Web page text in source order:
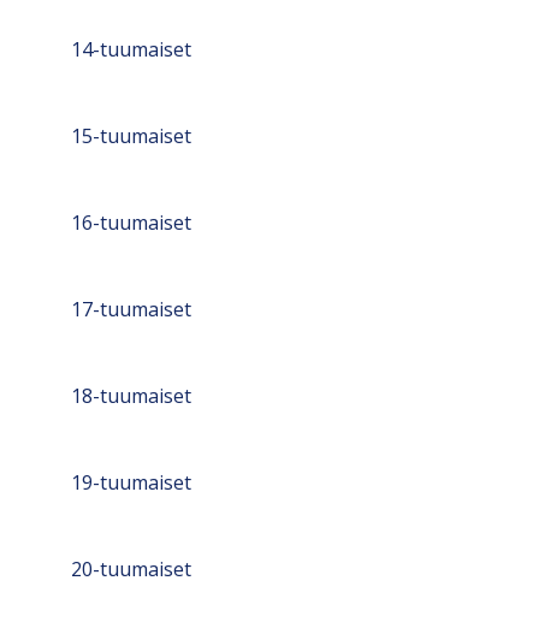
14-tuumaiset
15-tuumaiset
16-tuumaiset
17-tuumaiset
18-tuumaiset
19-tuumaiset
20-tuumaiset